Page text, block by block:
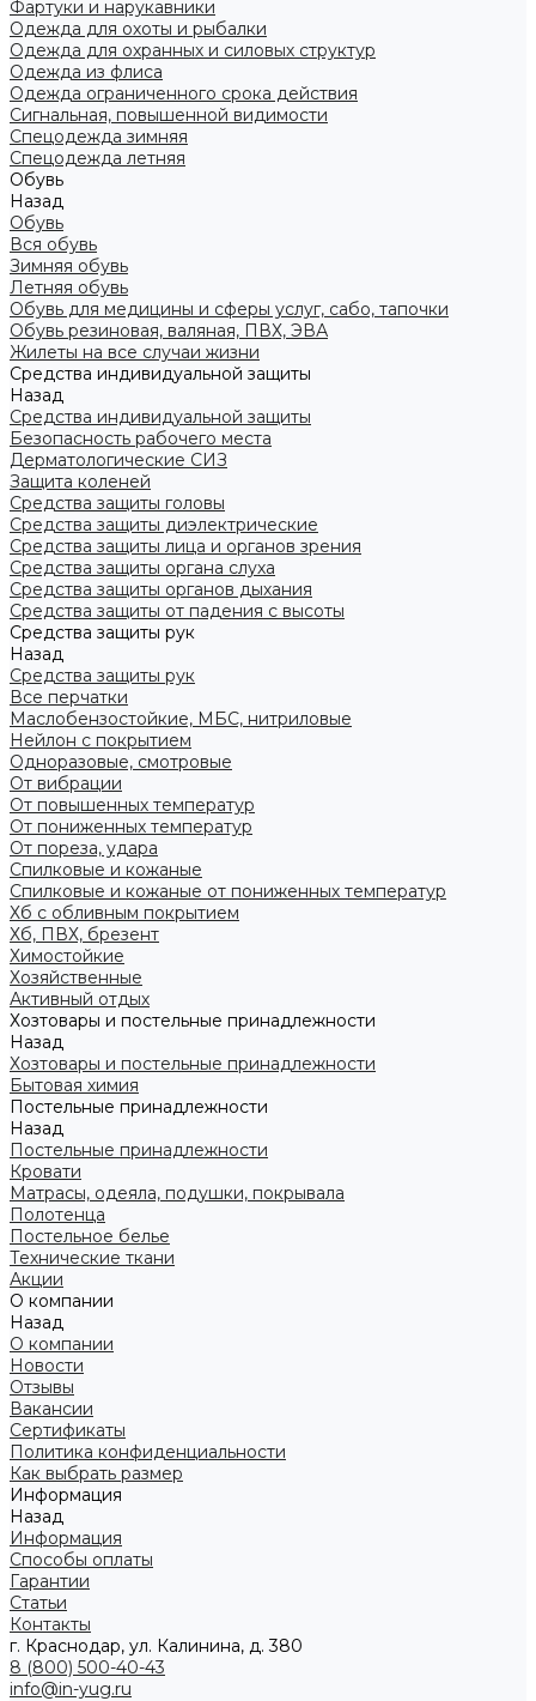
Фартуки и нарукавники
Одежда для охоты и рыбалки
Одежда для охранных и силовых структур
Одежда из флиса
Одежда ограниченного срока действия
Сигнальная, повышенной видимости
Спецодежда зимняя
Спецодежда летняя
Обувь
Назад
Обувь
Вся обувь
Зимняя обувь
Летняя обувь
Обувь для медицины и сферы услуг, сабо, тапочки
Обувь резиновая, валяная, ПВХ, ЭВА
Жилеты на все случаи жизни
Средства индивидуальной защиты
Назад
Средства индивидуальной защиты
Безопасность рабочего места
Дерматологические СИЗ
Защита коленей
Средства защиты головы
Средства защиты диэлектрические
Средства защиты лица и органов зрения
Средства защиты органа слуха
Средства защиты органов дыхания
Средства защиты от падения с высоты
Средства защиты рук
Назад
Средства защиты рук
Все перчатки
Маслобензостойкие, МБС, нитриловые
Нейлон с покрытием
Одноразовые, смотровые
От вибрации
От повышенных температур
От пониженных температур
От пореза, удара
Спилковые и кожаные
Спилковые и кожаные от пониженных температур
Хб с обливным покрытием
Хб, ПВХ, брезент
Химостойкие
Хозяйственные
Активный отдых
Хозтовары и постельные принадлежности
Назад
Хозтовары и постельные принадлежности
Бытовая химия
Постельные принадлежности
Назад
Постельные принадлежности
Кровати
Матрасы, одеяла, подушки, покрывала
Полотенца
Постельное белье
Технические ткани
Акции
О компании
Назад
О компании
Новости
Отзывы
Вакансии
Сертификаты
Политика конфиденциальности
Как выбрать размер
Информация
Назад
Информация
Способы оплаты
Гарантии
Статьи
Контакты
г. Краснодар, ул. Калинина, д. 380
8 (800) 500-40-43
info@in-yug.ru